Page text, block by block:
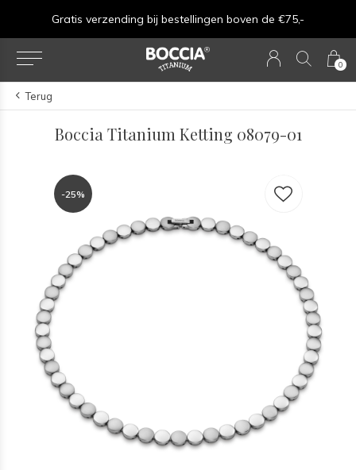
0
Gratis verzending bij bestellingen boven de €75,-
Terug
Boccia Titanium Ketting 08079-01
-25%